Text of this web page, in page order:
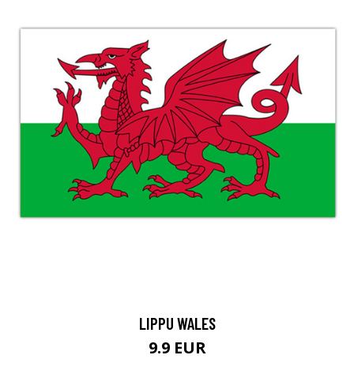
LIPPU WALES
9.9 EUR